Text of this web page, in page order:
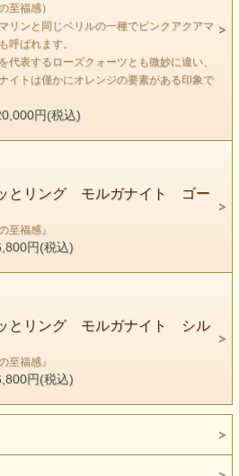
人たちが多いのでしょう。
社会に根ざしておらず、
りと自分の世界、
を持った人たちです。
たらテコでも動かない
ち合わせています。
じむわけがありません。
競うという観念はなく
が自然に出てきます。
きやすいこともあり
ネルギーが落ち込んでいる場合
って出てこれなくなる時もありま
す。
現れることもあります。
係なくおこります。
至福感）
リンと同じベリルの一種でピンクアクアマ
呼ばれます。
代表するローズクォーツとも微妙に違い、
イトは僅かにオレンジの要素がある印象で
円(税込)
とリング モルガナイト ゴー
至福感』
円(税込)
とリング モルガナイト シル
至福感』
円(税込)